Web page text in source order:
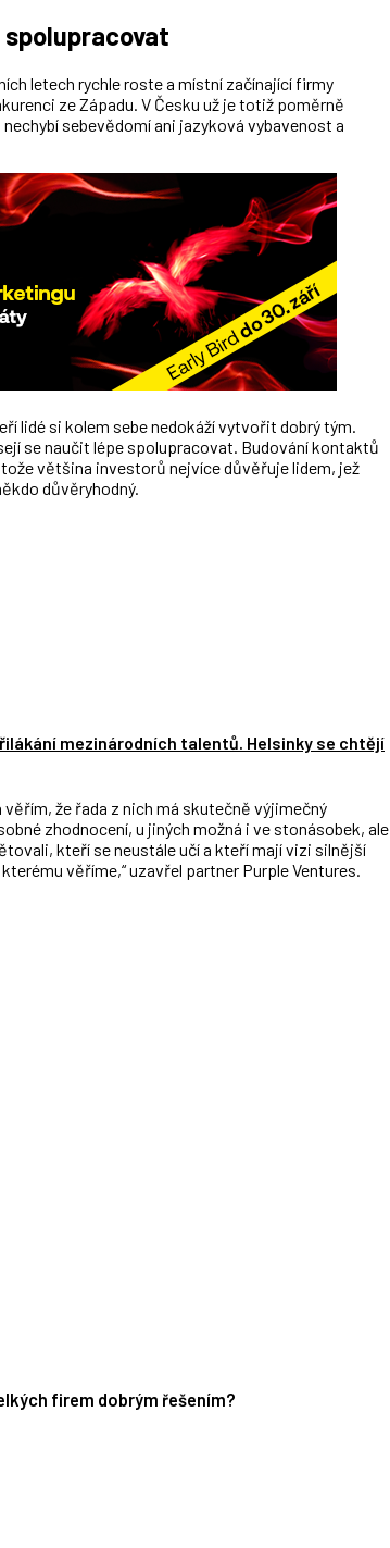
spolupracovat
letech rychle roste a místní začínající firmy
ze Západu. V Česku už je totiž poměrně
sebevědomí ani jazyková vybavenost a
lidé si kolem sebe nedokáží vytvořit dobrý tým.
se naučit lépe spolupracovat. Budování kontaktů
většina investorů nejvíce důvěřuje lidem, jež
důvěryhodný.
mezinárodních talentů. Helsinky se chtějí
že řada z nich má skutečně výjimečný
zhodnocení, u jiných možná i ve stonásobek, ale
kteří se neustále učí a kteří mají vizi silnější
věříme,“ uzavřel partner Purple Ventures.
firem dobrým řešením?